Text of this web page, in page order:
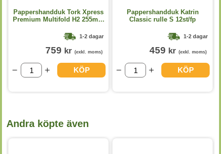
Pappershandduk Tork Xpress
Premium Multifold H2 255mm
1-2 dagar
759 kr (exkl. moms)
KÖP
Pappershandduk Katrin
Classic rulle S 12st/fp
1-2 dagar
459 kr (exkl. moms)
KÖP
Andra köpte även